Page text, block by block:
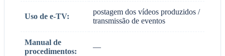
Uso de e-TV:
postagem dos vídeos produzidos /
transmissão de eventos
Manual de
procedimentos:
—